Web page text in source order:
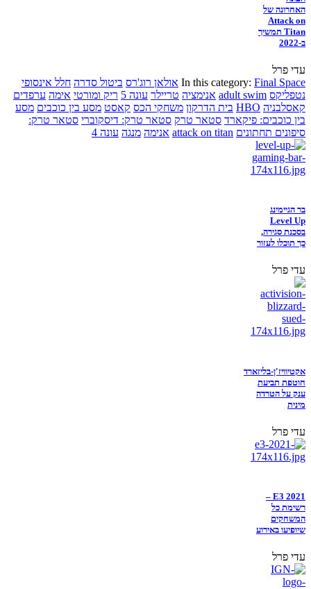
האחרונה של
Attack on
Titan תמשיך
ב-2022
עדי פרל
In this category: Final Space אולאן רוג'רס ביטול סדרה חלל אינסופי
נטפליקס adult swim אנימציה טריילר עונה 5 ריק ומורטי אימה ערפדים
קאסלבניה HBO בית הדרקון משחקי הכס קאסט מסע בין כוכבים מסע
בין כוכבים: פיקארד סטאר טרק סטאר טרק: דיסקוברי סטאר טרק:
סיפונים תחתונים attack on titan אנימה מנגה עונה 4
בר הגיימינג
Level Up
בסכנת סגירה,
כך תוכלו לעזור
עדי פרל
אקטיוויז'ן-בליזארד
חוטפת תביעת
ענק על הטרדה
מינית
עדי פרל
E3 2021 –
רשימת כל
המשחקים
שיופיעו באירוע
עדי פרל